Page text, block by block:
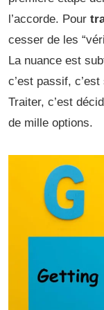
l’accorde. Pour
cesser de les
La nuance est
c’est passif,
Traiter, c’est
de mille options.